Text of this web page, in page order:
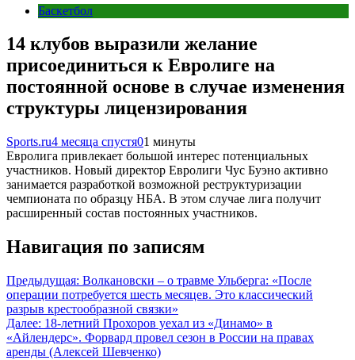
Баскетбол
14 клубов выразили желание
присоединиться к Евролиге на
постоянной основе в случае изменения
структуры лицензирования
Sports.ru4 месяца спустя01 минуты
Евролига привлекает большой интерес потенциальных
участников. Новый директор Евролиги Чус Буэно активно
занимается разработкой возможной реструктуризации
чемпионата по образцу НБА. В этом случае лига получит
расширенный состав постоянных участников.
Навигация по записям
Предыдущая: Волкановски – о травме Ульберга: «После
операции потребуется шесть месяцев. Это классический
разрыв крестообразной связки»
Далее: 18-летний Прохоров уехал из «Динамо» в
«Айлендерс». Форвард провел сезон в России на правах
аренды (Алексей Шевченко)